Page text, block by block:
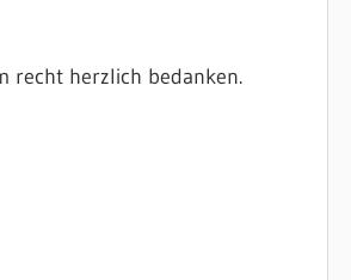
recht herzlich bedanken.